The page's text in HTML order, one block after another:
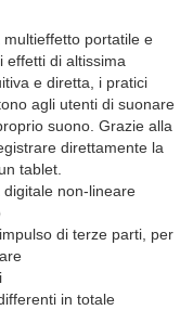
portatile e
effetti di altissima
e diretta, i pratici
agli utenti di suonare
suono. Grazie alla
direttamente la
tablet.
non-lineare
di terze parti, per
in totale